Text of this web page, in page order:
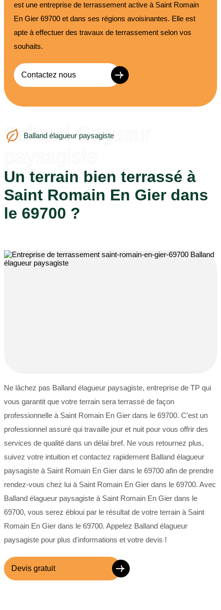
est une entreprise de terrassement active à Saint Romain
En Gier 69700 et dans ses régions avoisinantes. Elle est
apte à effectuer des travaux de terrassement selon vos
souhaits.
Contactez nous
Balland élagueur paysagiste
Balland élagueur
Un terrain bien terrassé à
Saint Romain En Gier dans
le 69700 ?
Ne lâchez pas Balland élagueur paysagiste, entreprise de TP qui
vous garantit que votre terrain sera terrassé de façon
professionnelle à Saint Romain En Gier dans le 69700. C’est un
professionnel assuré qui travaille jour et nuit pour vous offrir des
services de qualité dans un délai bref. Ne vous retournez plus,
suivez votre intuition et contactez rapidement Balland élagueur
paysagiste à Saint Romain En Gier dans le 69700 afin de prendre
rendez-vous chez lui à Saint Romain En Gier dans le 69700. Avec
Balland élagueur paysagiste à Saint Romain En Gier dans le
69700, vous serez ébloui par le résultat de votre terrain à Saint
Romain En Gier dans le 69700. Appelez Balland élagueur
paysagiste pour plus d'informations et votre devis !
Devis gratuit